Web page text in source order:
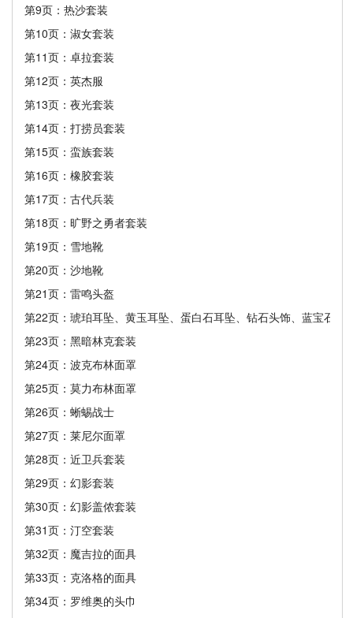
第9页：热沙套装
第10页：淑女套装
第11页：卓拉套装
第12页：英杰服
第13页：夜光套装
第14页：打捞员套装
第15页：蛮族套装
第16页：橡胶套装
第17页：古代兵装
第18页：旷野之勇者套装
第19页：雪地靴
第20页：沙地靴
第21页：雷鸣头盔
第22页：琥珀耳坠、黄玉耳坠、蛋白石耳坠、钻石头饰、蓝宝石头
第23页：黑暗林克套装
第24页：波克布林面罩
第25页：莫力布林面罩
第26页：蜥蜴战士
第27页：莱尼尔面罩
第28页：近卫兵套装
第29页：幻影套装
第30页：幻影盖侬套装
第31页：汀空套装
第32页：魔吉拉的面具
第33页：克洛格的面具
第34页：罗维奥的头巾